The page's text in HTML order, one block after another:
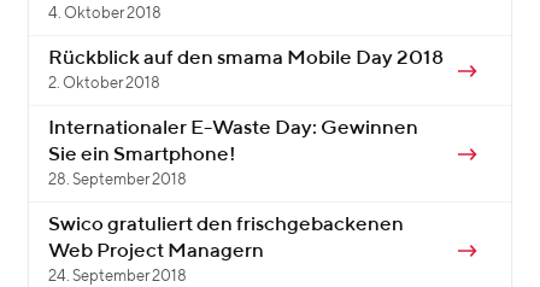
4. Oktober 2018
2. Oktober 2018
Rückblick auf den smama Mobile Day 2018
28. September 2018
Internationaler E-Waste Day: Gewinnen
Sie ein Smartphone!
24. September 2018
Swico gratuliert den frischgebackenen
Web Project Managern